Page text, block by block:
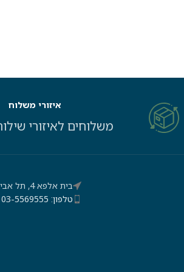
איזורי משלוח
משלוחים לאיזורי
בית אלפא 4, תל אביב
טלפון: 03-5569555